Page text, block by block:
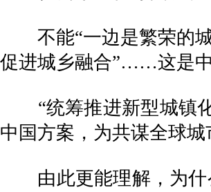
不能“一边是繁荣的城
促进城乡融合”……这是
“统筹推进新型城镇化
中国方案，为共谋全球
由此更能理解，为什